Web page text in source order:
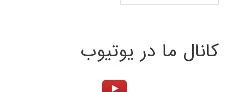
کانال ما در یوتیوب